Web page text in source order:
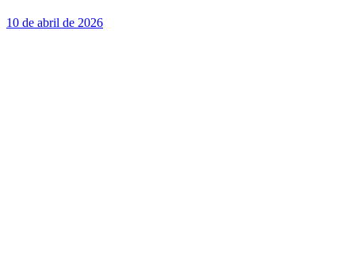
10 de abril de 2026